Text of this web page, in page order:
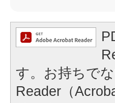
す。お持ちで
Reader（